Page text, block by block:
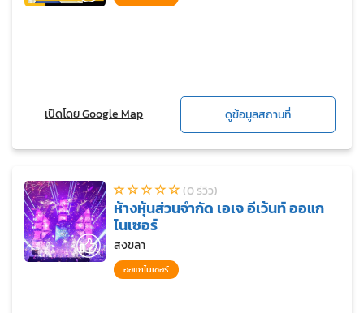
เปิดโดย Google Map ดูข้อมูลสถานที่
(0 รีวิว)
ห้างหุ้นส่วนจำกัด เอเจ อีเว้นท์ ออแก
ไนเซอร์
สงขลา
ออแกไนเซอร์